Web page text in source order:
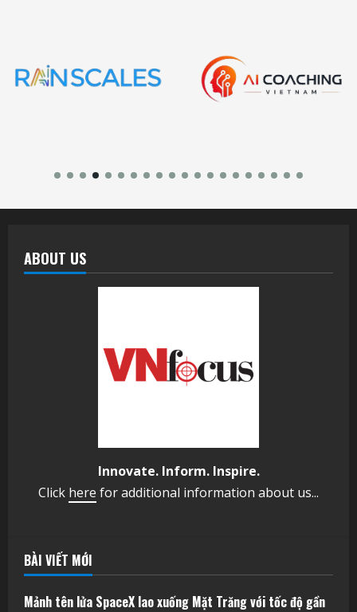
ABOUT US
Innovate. Inform. Inspire.
Click here for additional information about us...
BÀI VIẾT MỚI
Mảnh tên lửa SpaceX lao xuống Mặt Trăng với tốc độ gần